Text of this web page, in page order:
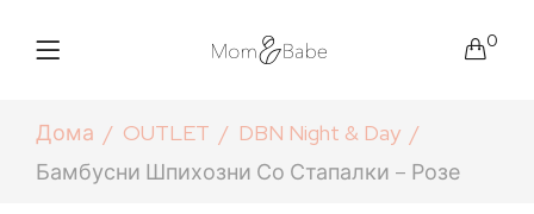
0
Дома OUTLET
DBN Night & Day
Бамбусни Шпихозни Со Стапалки – Розе